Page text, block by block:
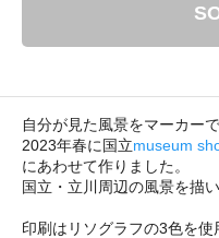
自分が見た風景をマーカー
2023年春に国立museum
にあわせて作りました。
国立・立川周辺の風景を描い
印刷はリソグラフの3色を